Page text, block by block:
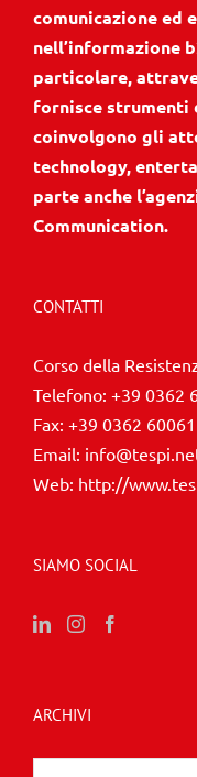
comunicazione ed
nell’informazione
particolare,
fornisce strumenti
coinvolgono gli
technology,
parte anche
Communication.
CONTATTI
Corso della
Telefono: +39 0362
Fax: +39 0362
Email:
Web: http://
SIAMO SOCIAL
ARCHIVI